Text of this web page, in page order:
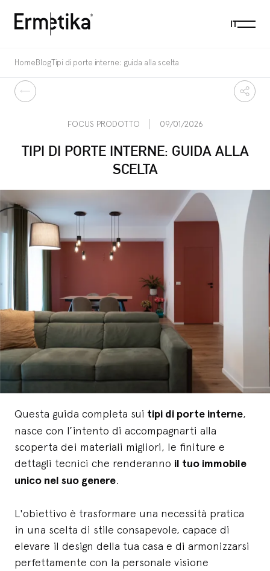
ITMenu
Indietro
Home BlogTipi di porte interne: guida alla scelta
FOCUS PRODOTTO 09/01/2026
TIPI DI PORTE INTERNE: GUIDA ALLA
SCELTA
Questa guida completa sui tipi di porte interne,
nasce con l’intento di accompagnarti alla
scoperta dei materiali migliori, le finiture e
dettagli tecnici che renderanno il tuo immobile
unico nel suo genere.
L'obiettivo è trasformare una necessità pratica
in una scelta di stile consapevole, capace di
elevare il design della tua casa e di armonizzarsi
perfettamente con la personale visione